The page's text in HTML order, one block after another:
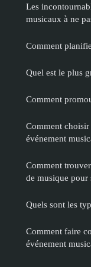
Les
musicaux à ne
Comment
Quel est le plus
Comment
Comment
événement
Comment
de musique pour
Quels sont les
Comment faire
événement